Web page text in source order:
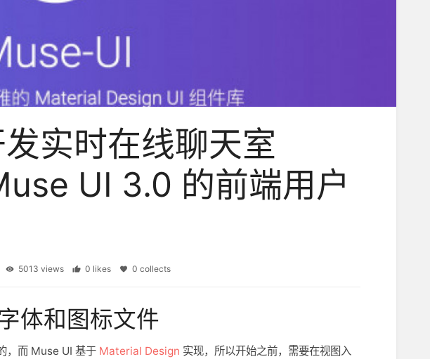
实时在线聊天室
UI 3.0 的前端用户
5013 views 0 likes 0 collects
体和图标文件
，而 Muse UI 基于 Material Design 实现，所以开始之前，需要在视图入